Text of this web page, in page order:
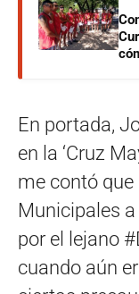
En portada,
en la ‘Cruz
me contó que
Municipales
por el lejano
cuando aún